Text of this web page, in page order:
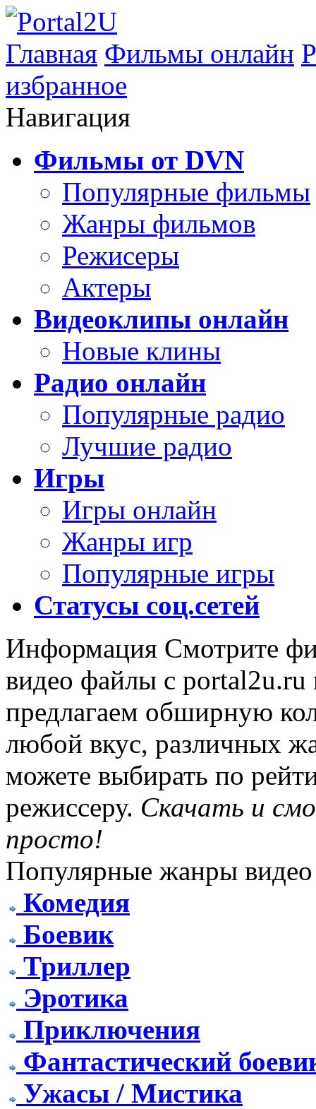
Главная Фильмы онлайн
избранное
Навигация
Фильмы от DVN
Популярные фильмы
Жанры фильмов
Режисеры
Актеры
Видеоклипы онлайн
Новые клины
Радио онлайн
Популярные радио
Лучшие радио
Игры
Игры онлайн
Жанры игр
Популярные игры
Статусы соц.сетей
Информация Смотрите
видео файлы с
предлагаем обширную
любой вкус, различных
можете выбирать по
режиссеру. Скачать и
просто!
Популярные жанры видео
Комедия
Боевик
Триллер
Эротика
Приключения
Фантастический
Ужасы / Мистика